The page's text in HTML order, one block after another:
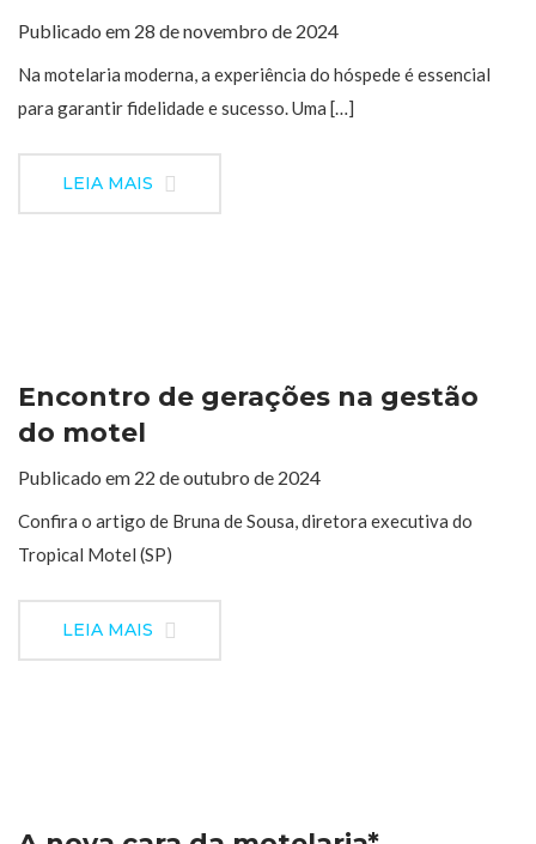
Publicado em 28 de novembro de 2024
Na motelaria moderna, a experiência do hóspede é essencial
para garantir fidelidade e sucesso. Uma […]
LEIA MAIS
Encontro de gerações na gestão
do motel
Publicado em 22 de outubro de 2024
Confira o artigo de Bruna de Sousa, diretora executiva do
Tropical Motel (SP)
LEIA MAIS